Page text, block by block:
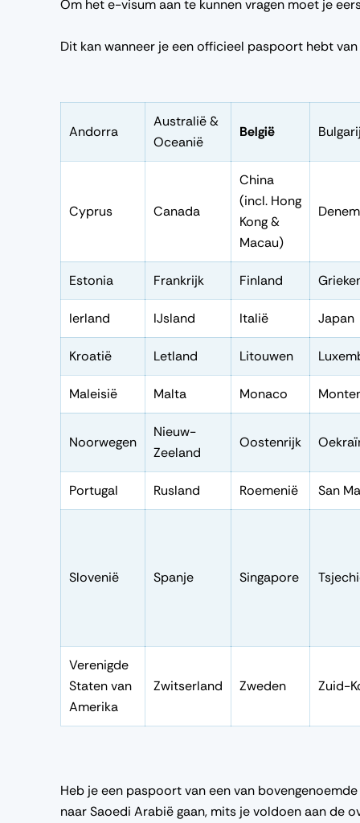
Om het e-visum aan te kunnen vragen moet je
Dit kan wanneer je een officieel paspoort hebt
Andorra
Australië &
Oceanië
België
Cyprus Canada
China
(incl. Hong
Kong &
Macau)
Estonia Frankrijk Finland
Ierland IJsland Italië Japan
Kroatië Letland Litouwen
Maleisië Malta Monaco
Noorwegen
Nieuw-
Zeeland
Oostenrijk
Portugal Rusland Roemenië San
Slovenië Spanje Singapore
Verenigde
Staten van
Amerika
Zwitserland Zweden Zuid-
Heb je een paspoort van een van
naar Saoedi Arabië gaan, mits je voldoen aan de